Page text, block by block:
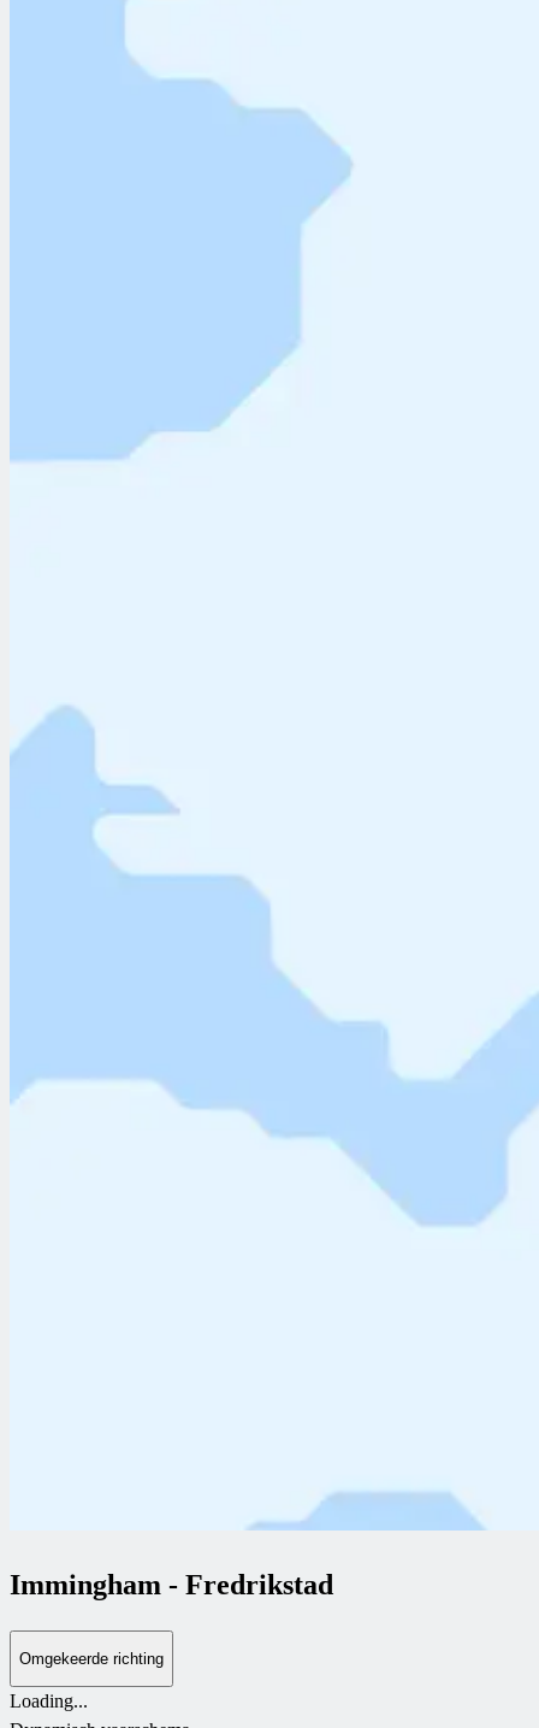
Immingham - Fredrikstad
Omgekeerde richting
Loading...